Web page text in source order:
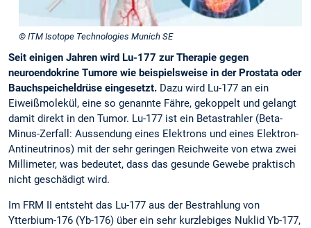
© ITM Isotope Technologies Munich SE
Seit einigen Jahren wird Lu-177 zur Therapie gegen
neuroendokrine Tumore wie beispielsweise in der Prostata oder
Bauchspeicheldrüse eingesetzt. Dazu wird Lu-177 an ein
Eiweißmolekül, eine so genannte Fähre, gekoppelt und gelangt
damit direkt in den Tumor. Lu-177 ist ein Betastrahler (Beta-
Minus-Zerfall: Aussendung eines Elektrons und eines Elektron-
Antineutrinos) mit der sehr geringen Reichweite von etwa zwei
Millimeter, was bedeutet, dass das gesunde Gewebe praktisch
nicht geschädigt wird.
Im FRM II entsteht das Lu-177 aus der Bestrahlung von
Ytterbium-176 (Yb-176) über ein sehr kurzlebiges Nuklid Yb-177,